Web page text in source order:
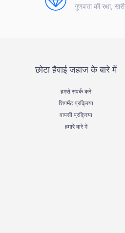
गुणवत्ता की रक्षा,
छोटा हैवाई जहाज के बारे में
हमसे संपर्क करें
शिपमेंट प्रक्रिया
वापसी प्रक्रिया
हमारे बारे में